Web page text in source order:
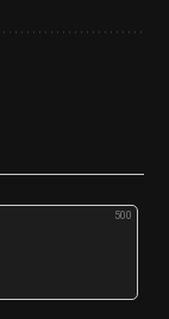
500